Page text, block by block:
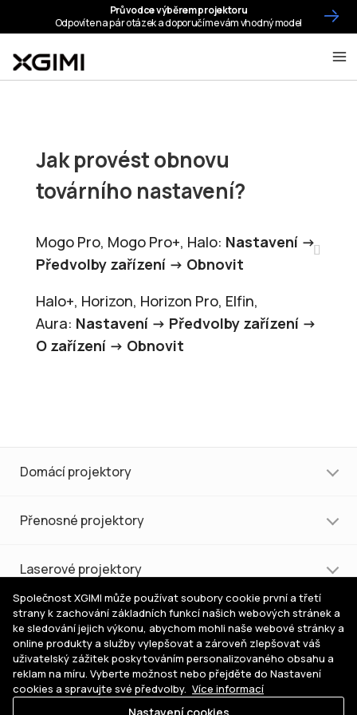
Jak provést obnovu
továrního nastavení?
Mogo Pro, Mogo Pro+, Halo: Nastavení ->
Předvolby zařízení -> Obnovit
Halo+, Horizon, Horizon Pro, Elfin,
Aura: Nastavení -> Předvolby zařízení ->
O zařízení -> Obnovit
Domácí projektory
Přenosné projektory
Laserové projektory
Nákup a podpora
Pomoc s výběrem
Společnost XGIMI může používat soubory cookie první a třetí
strany k zachování základních funkcí našich webových stránek a
ke sledování jejich výkonu, abychom mohli naše webové stránky a
online produkty a služby vylepšovat a zároveň zlepšovat váš
uživatelský zážitek poskytováním personalizovaného obsahu a
reklam na míru. Vyberte možnost nebo přejděte do Nastavení
cookies a spravujte své předvolby. Více informací